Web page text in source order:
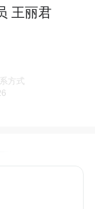
王丽君
方式